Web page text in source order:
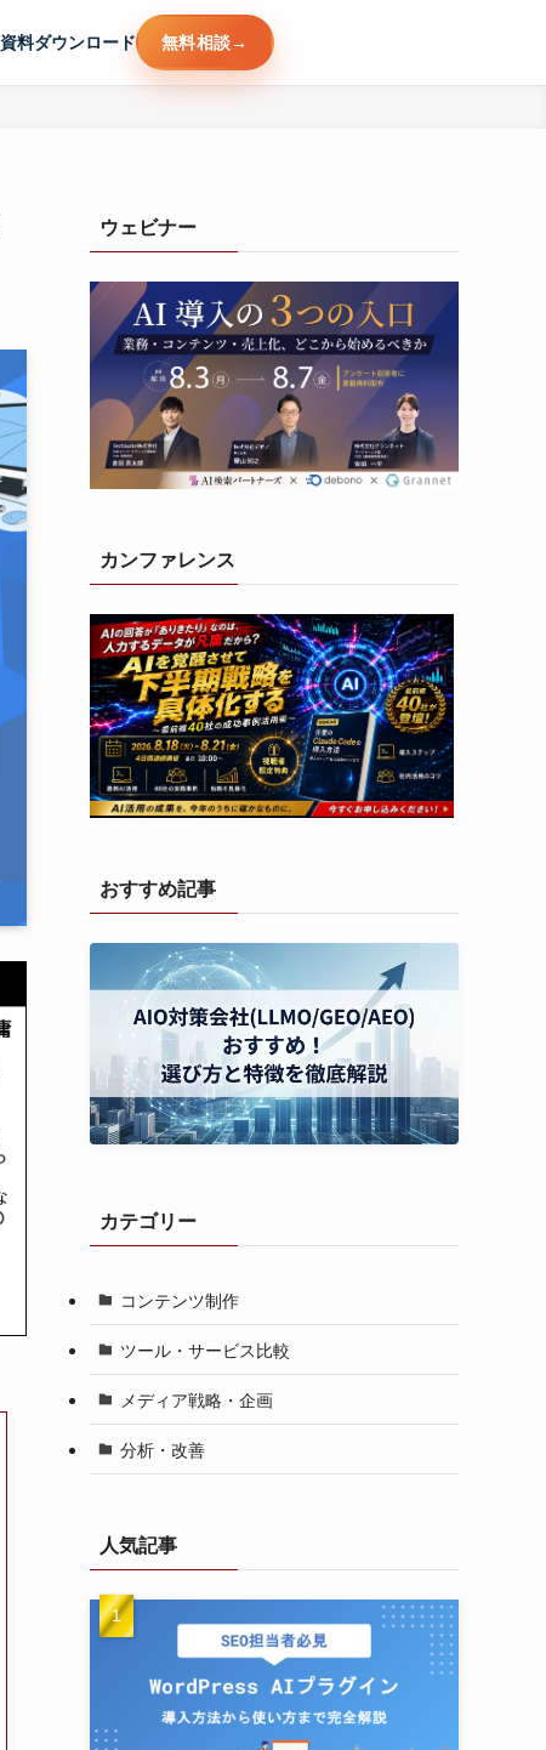
資料ダウンロード 無料相談
ウェビナー
カンファレンス
おすすめ記事
カテゴリー
コンテンツ制作
ツール・サービス比較
メディア戦略・企画
分析・改善
人気記事